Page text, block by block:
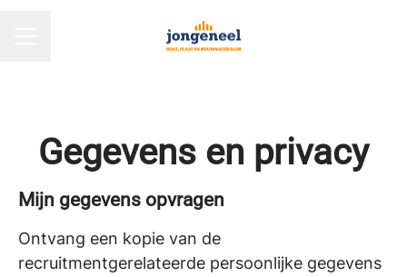
Gegevens en privacy
Mijn gegevens opvragen
Ontvang een kopie van de
recruitmentgerelateerde persoonlijke gegevens